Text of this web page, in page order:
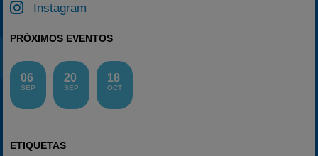
Instagram
PRÓXIMOS EVENTOS
06
SEP
20
SEP
18
OCT
ETIQUETAS